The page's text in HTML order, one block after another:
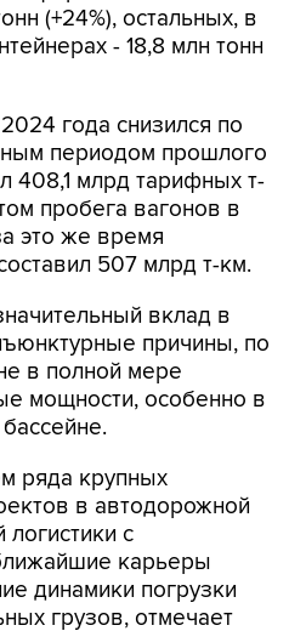
года снизился по
408,1 млрд тарифных т-
пробега вагонов в
это же время
507 млрд т-км.
вклад в
в полной мере
мощности, особенно в
ряда крупных
с
карьеры
динамики погрузки
грузов, отмечает